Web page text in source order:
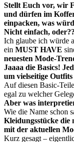
Stellt Euch vor, wir
und dürfen im
einpacken, was
Nicht einfach,
Ich glaube ich würde
ein MUST HAVE
neuesten Mode-
Jaaaa die Basics!
um vielseitige
Auf diesen Basic-
egal zu welcher
Aber was
Wie die Name schon
Kleidungsstücke die
mit der aktuellen
Kurz gesagt –